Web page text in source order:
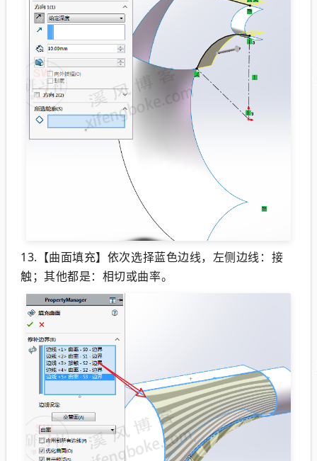
13.【曲面填充】依次选择蓝色边线，左侧边线：接
触；其他都是：相切或曲率。